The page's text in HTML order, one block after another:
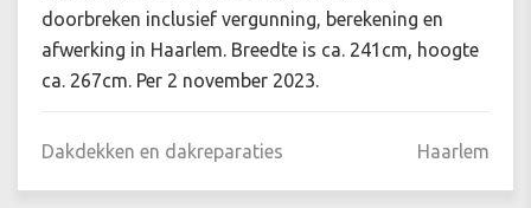
doorbreken inclusief vergunning, berekening en
afwerking in Haarlem. Breedte is ca. 241cm, hoogte
ca. 267cm. Per 2 november 2023.
Dakdekken en dakreparaties Haarlem